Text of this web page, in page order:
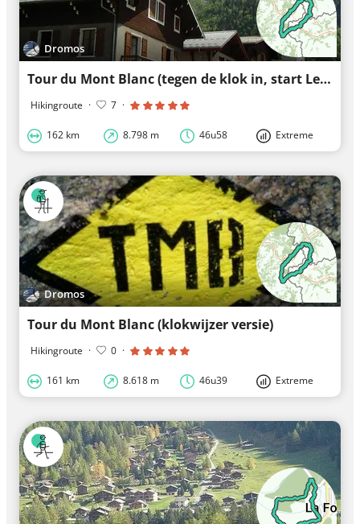
Dromos
Tour du Mont Blanc (tegen de klok in, start Les Houches)
Hikingroute · 7 ·
162 km 8.798 m 46u58 Extreme
Dromos
Tour du Mont Blanc (klokwijzer versie)
Hikingroute · 0 ·
161 km 8.618 m 46u39 Extreme